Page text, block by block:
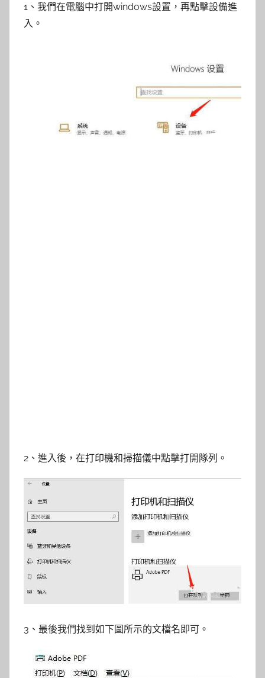
1、我們在電腦中打開windows設置，再點擊設備進
入。
2、進入後，在打印機和掃描儀中點擊打開隊列。
3、最後我們找到如下圖所示的文檔名即可。